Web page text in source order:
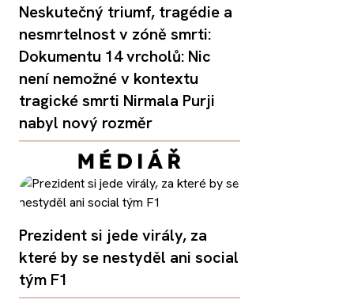
Neskutečný triumf, tragédie a
nesmrtelnost v zóně smrti:
Dokumentu 14 vrcholů: Nic
není nemožné v kontextu
tragické smrti Nirmala Purji
nabyl nový rozměr
Prezident si jede virály, za
které by se nestyděl ani social
tým F1